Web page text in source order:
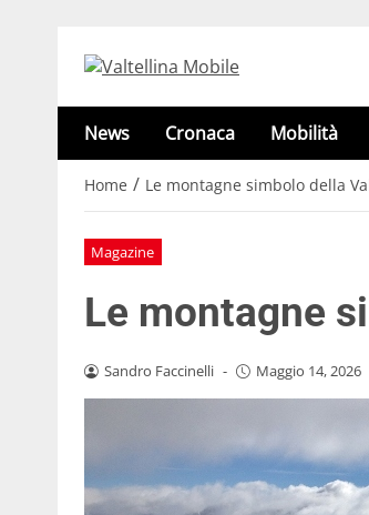
News Cronaca Mobilità
Home / Le montagne simbolo della
Magazine
Le montagne
Sandro Faccinelli - Maggio 14, 2026